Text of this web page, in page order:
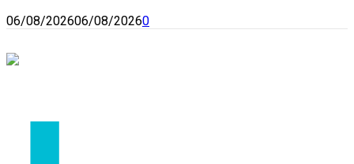
06/08/202606/08/20260